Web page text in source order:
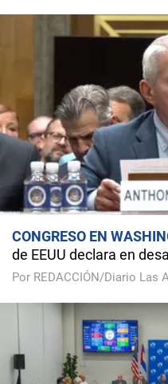
CONGRESO EN
de EEUU declara en
Por REDACCIÓN/Diario Las